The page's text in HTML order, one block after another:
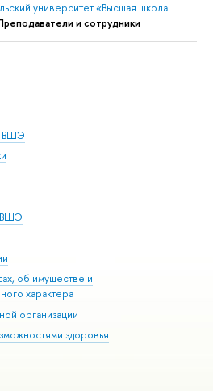
университет «Высшая школа
и сотрудники
ВШЭ
ВШЭ
об имуществе и
характера
организации
здоровья